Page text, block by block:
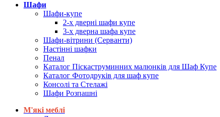
Шафи
Шафи-купе
2-х дверні шафи купе
3-х дверна шафа купе
Шафи-вітрини (Серванти)
Настінні шафки
Пенал
Каталог Піскаструминних малюнків для Шаф Купе
Каталог Фотодруків для шаф купе
Консолі та Стелажі
Шафи Розпашні
М'які меблі